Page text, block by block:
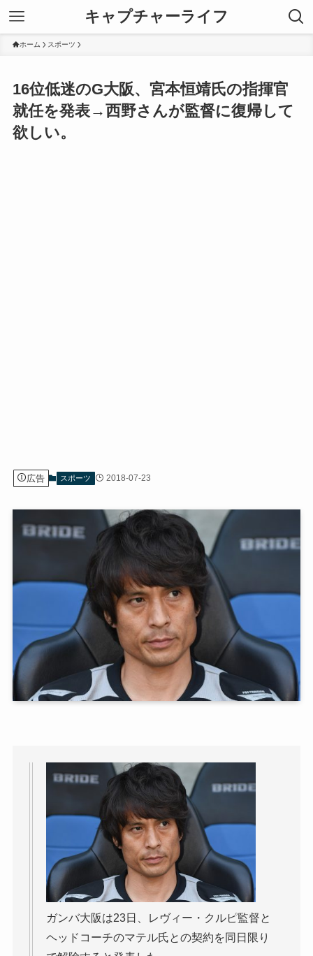
キャプチャーライフ
ホーム スポーツ
16位低迷のG大阪、宮本恒靖氏の指揮官
就任を発表→西野さんが監督に復帰して
欲しい。
広告 スポーツ 2018-07-23
ガンバ大阪は23日、レヴィー・クルピ監督と
ヘッドコーチのマテル氏との契約を同日限り